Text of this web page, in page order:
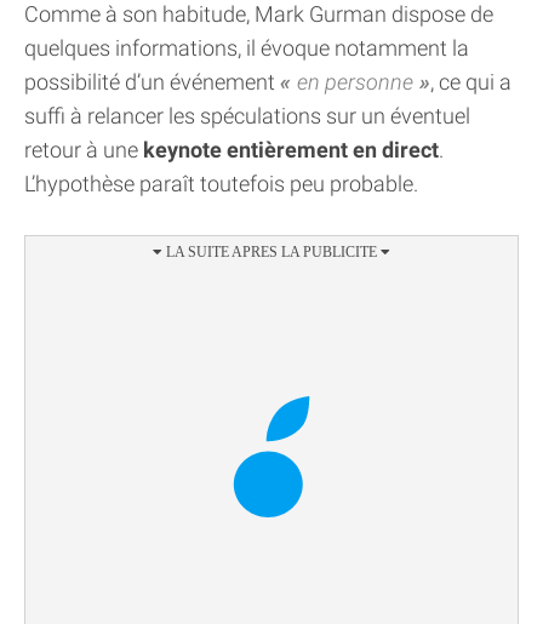
Comme à son habitude, Mark Gurman dispose de
quelques informations, il évoque notamment la
possibilité d’un événement
en personne
, ce qui a
suffi à relancer les spéculations sur un éventuel
retour à une keynote entièrement en direct.
L’hypothèse paraît toutefois peu probable.